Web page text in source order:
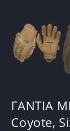
ΓΑΝΤΙΑ
Coyote,